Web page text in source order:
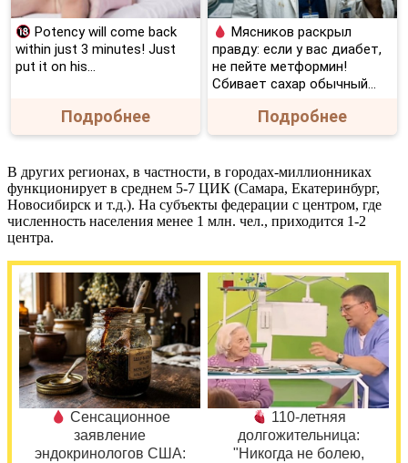
Potency will come back
within just 3 minutes! Just
put it on his…
Подробнее
Мясников раскрыл
правду: если у вас диабет,
не пейте метформин!
Сбивает сахар обычный...
Подробнее
В других регионах, в частности, в городах-миллионниках
функционирует в среднем 5-7 ЦИК (Самара, Екатеринбург,
Новосибирск и т.д.). На субъекты федерации с центром, где
численность населения менее 1 млн. чел., приходится 1-2
центра.
Сенсационное
заявление
эндокринологов США:
110-летняя
долгожительница:
"Никогда не болею,